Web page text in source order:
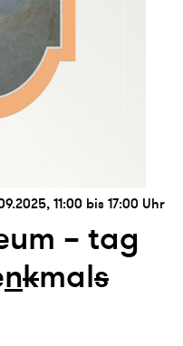
11:00 bis 17:00 Uhr
– tag
nkmals